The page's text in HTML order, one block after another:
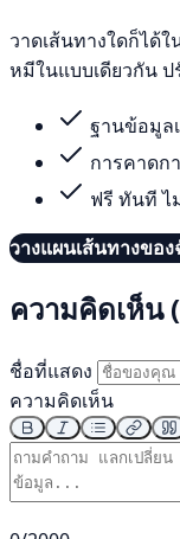
วาดเส้นทางใดก็ได้
หมีในแบบเดียวกัน
ฐานข้อมูล
การคาดก
ฟรี ทันที ไ
วางแผนเส้นทางขอ
ความคิดเห็น
ชื่อที่แสดง
ความคิดเห็น